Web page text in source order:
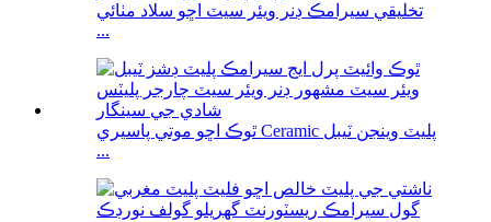
تخليقي سيرامڪ ڊنر ويئر سيٽ اڇو سلاد مٺائي
...
ٿوڪ اڇو موتي پاسيري Ceramic پليٽ وينجن ٽيبل
...